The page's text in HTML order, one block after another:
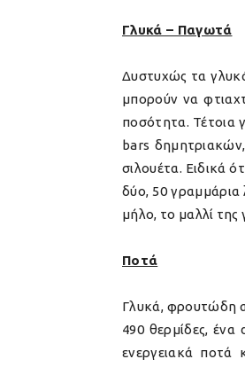
Γλυκά – Παγωτά
Δυστυχώς τα
μπορούν να
ποσότητα. Τέτοια
bars δημητριακών,
σιλουέτα. Ειδικά
δύο, 50 γραμμάρια
μήλο, το μαλλί της
Ποτά
Γλυκά, φρουτώδη
490 θερμίδες,
ενεργειακά ποτά